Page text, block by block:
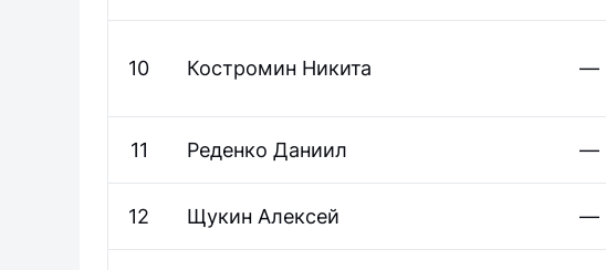
10 Костромин Никита —
11 Реденко Даниил —
12 Щукин Алексей —